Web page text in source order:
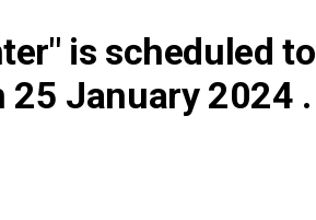
is scheduled to
25 January 2024 .